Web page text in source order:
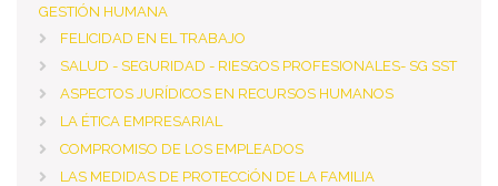
GESTIÓN HUMANA
FELICIDAD EN EL TRABAJO
SALUD - SEGURIDAD - RIESGOS PROFESIONALES- SG SST
ASPECTOS JURÍDICOS EN RECURSOS HUMANOS
LA ÉTICA EMPRESARIAL
COMPROMISO DE LOS EMPLEADOS
LAS MEDIDAS DE PROTECCiÓN DE LA FAMILIA